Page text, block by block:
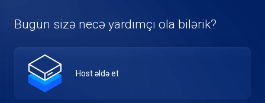
Bugün sizə necə yardımçı ola bilərik?
Host əldə et